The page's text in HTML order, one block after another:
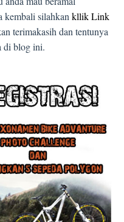
kembali silahkan kllik Link
terimakasih dan tentunya
di blog ini.